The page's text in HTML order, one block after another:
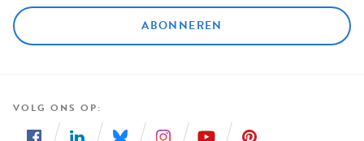
ABONNEREN
VOLG ONS OP